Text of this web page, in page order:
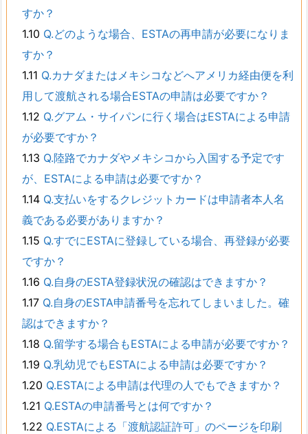
すか？
1.10 Q.どのような場合、ESTAの再申請が必要になりま
すか？
1.11 Q.カナダまたはメキシコなどへアメリカ経由便を利
用して渡航される場合ESTAの申請は必要ですか？
1.12 Q.グアム・サイパンに行く場合はESTAによる申請
が必要ですか？
1.13 Q.陸路でカナダやメキシコから入国する予定です
が、ESTAによる申請は必要ですか？
1.14 Q.支払いをするクレジットカードは申請者本人名
義である必要がありますか？
1.15 Q.すでにESTAに登録している場合、再登録が必要
ですか？
1.16 Q.自身のESTA登録状況の確認はできますか？
1.17 Q.自身のESTA申請番号を忘れてしまいました。確
認はできますか？
1.18 Q.留学する場合もESTAによる申請が必要ですか？
1.19 Q.乳幼児でもESTAによる申請は必要ですか？
1.20 Q.ESTAによる申請は代理の人でもできますか？
1.21 Q.ESTAの申請番号とは何ですか？
1.22 Q.ESTAによる「渡航認証許可」のページを印刷